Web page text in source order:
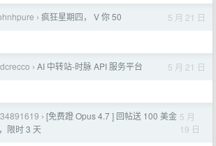
› 疯狂星期四， V 你 50 5 月 21 日
› AI 中转站-时脉 API 服务平台 5 月 21 日
› [免费蹬 Opus 4.7 ] 回帖送 100 美金
限时 3 天
5 月
19 日